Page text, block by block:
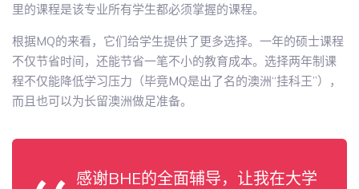
里的课程是该专业所有学生都必须掌握的课程。
根据MQ的来看，它们给学生提供了更多选择。一年的硕士课程
不仅节省时间，还能节省一笔不小的教育成本。选择两年制课
程不仅能降低学习压力（毕竟MQ是出了名的澳洲“挂科王”），
而且也可以为长留澳洲做足准备。
感谢BHE的全面辅导，让我在大学